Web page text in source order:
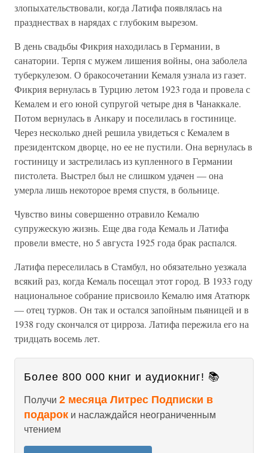
злопыхательствовали, когда Латифа появлялась на
празднествах в нарядах с глубоким вырезом.
В день свадьбы Фикрия находилась в Германии, в
санатории. Терпя с мужем лишения войны, она заболела
туберкулезом. О бракосочетании Кемаля узнала из газет.
Фикрия вернулась в Турцию летом 1923 года и провела с
Кемалем и его юной супругой четыре дня в Чанаккале.
Потом вернулась в Анкару и поселилась в гостинице.
Через несколько дней решила увидеться с Кемалем в
президентском дворце, но ее не пустили. Она вернулась в
гостиницу и застрелилась из купленного в Германии
пистолета. Выстрел был не слишком удачен — она
умерла лишь некоторое время спустя, в больнице.
Чувство вины совершенно отравило Кемалю
супружескую жизнь. Еще два года Кемаль и Латифа
провели вместе, но 5 августа 1925 года брак распался.
Латифа переселилась в Стамбул, но обязательно уезжала
всякий раз, когда Кемаль посещал этот город. В 1933 году
национальное собрание присвоило Кемалю имя Ататюрк
— отец турков. Он так и остался запойным пьяницей и в
1938 году скончался от цирроза. Латифа пережила его на
тридцать восемь лет.
Более 800 000 книг и аудиокниг! 📚
Получи 2 месяца Литрес Подписки в
подарок и наслаждайся неограниченным
чтением